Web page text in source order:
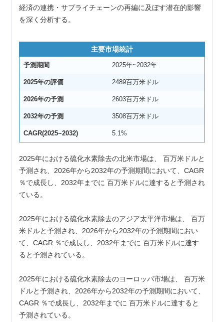
経済の連携・サプライチェーンの再編に及ぼす潜在的影響
を深く分析する。
主要市場統計
予測期間 2025年~2032年
2025年の評価 2489百万米ドル
2026年の予測 2603百万米ドル
2032年の予測 3508百万米ドル
CAGR(2025~2032) 5.1%
2025年における硫化水素除去の北米市場は、 百万米ドルと
予測され、2026年から2032年の予測期間において、CAGR
％で成長し、2032年までに 百万米ドルに達すると予測され
ている。
2025年における硫化水素除去のアジア太平洋市場は、 百万
米ドルと予測され、2026年から2032年の予測期間におい
て、CAGR ％で成長し、2032年までに 百万米ドルに達す
ると予測されている。
2025年における硫化水素除去のヨーロッパ市場は、 百万米
ドルと予測され、2026年から2032年の予測期間において、
CAGR ％で成長し、2032年までに 百万米ドルに達すると
予測されている。